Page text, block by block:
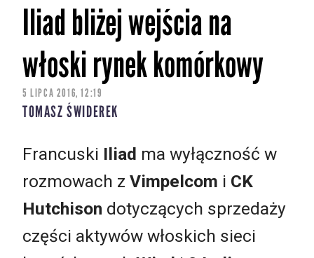
Iliad bliżej wejścia na
włoski rynek komórkowy
5 LIPCA 2016, 12:19
TOMASZ ŚWIDEREK
Francuski Iliad ma wyłączność w
rozmowach z Vimpelcom i CK
Hutchison dotyczących sprzedaży
części aktywów włoskich sieci